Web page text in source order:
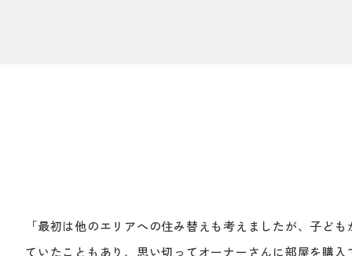
「最初は他のエリアへの住み替えも考えましたが、子ど
ていたこともあり、思い切ってオーナーさんに部屋を購